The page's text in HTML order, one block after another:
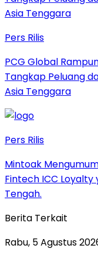
Pers Rilis
PCG Global
Tangkap Peluang
Asia Tenggara
Pers Rilis
Mintoak
Fintech ICC
Tengah.
Berita Terkait
Rabu, 5 Agustus